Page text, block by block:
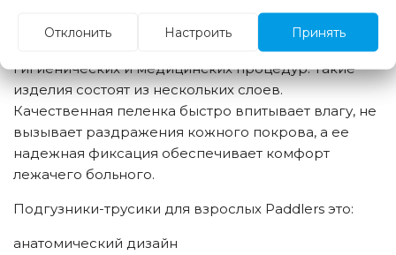
необходимы в уходе за людьми, которые не встают
с постели. Также они требуются при ряде
гигиенических и медицинских процедур. Такие
изделия состоят из нескольких слоев.
Качественная пеленка быстро впитывает влагу, не
вызывает раздражения кожного покрова, а ее
надежная фиксация обеспечивает комфорт
лежачего больного.
Подгузники-трусики для взрослых Paddlers это:
анатомический дизайн
Отклонить Настроить Принять